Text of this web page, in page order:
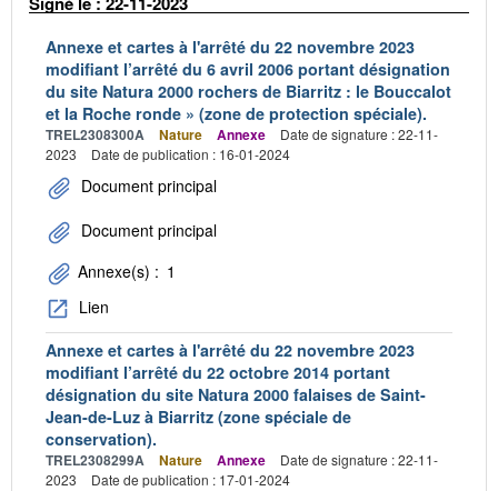
Annexe et cartes à l'arrêté du 22 novembre 2023
modifiant l’arrêté du 6 avril 2006 portant désignation
du site Natura 2000 rochers de Biarritz : le Bouccalot
et la Roche ronde » (zone de protection spéciale).
TREL2308300A Nature Annexe
Date de signature : 22-11-
2023
Date de publication : 16-01-2024
Document principal
Document principal
Annexe(s) : 1
Lien
Annexe et cartes à l'arrêté du 22 novembre 2023
modifiant l’arrêté du 22 octobre 2014 portant
désignation du site Natura 2000 falaises de Saint-
Jean-de-Luz à Biarritz (zone spéciale de
conservation).
TREL2308299A Nature Annexe
Date de signature : 22-11-
2023
Date de publication : 17-01-2024